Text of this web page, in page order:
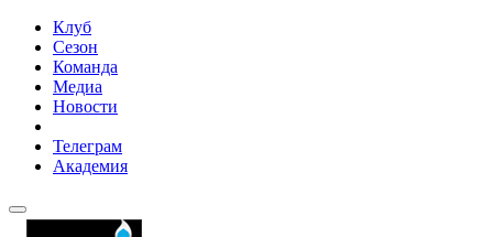
Клуб
Сезон
Команда
Медиа
Новости
Телеграм
Академия